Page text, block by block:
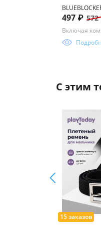
19-140
497 ₽ 572
Включая
С этим